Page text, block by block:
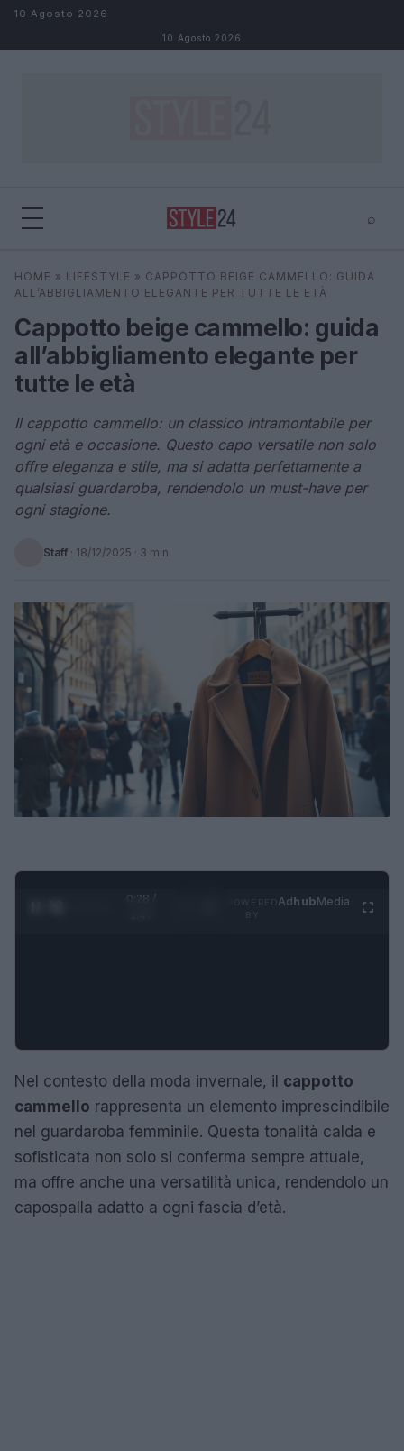
Salta al contenuto
10 Agosto 2026
10 Agosto 2026
⌕
Cerca ⌕ ×
HOME » LIFESTYLE » CAPPOTTO BEIGE CAMMELLO: GUIDA
ALL’ABBIGLIAMENTO ELEGANTE PER TUTTE LE ETÀ
Cappotto beige cammello: guida
all’abbigliamento elegante per
tutte le età
Il cappotto cammello: un classico intramontabile per
ogni età e occasione. Questo capo versatile non solo
offre eleganza e stile, ma si adatta perfettamente a
qualsiasi guardaroba, rendendolo un must-have per
ogni stagione.
Staff · 18/12/2025 · 3 min
0:29 /
AdhubMedia
Nel contesto della moda invernale, il cappotto
cammello rappresenta un elemento imprescindibile
nel guardaroba femminile. Questa tonalità calda e
sofisticata non solo si conferma sempre attuale,
ma offre anche una versatilità unica, rendendolo un
capospalla adatto a ogni fascia d’età.